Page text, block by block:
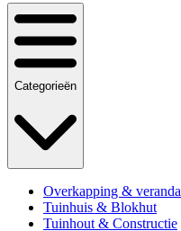
Categorieën
Overkapping & veranda
Tuinhuis & Blokhut
Tuinhout & Constructie